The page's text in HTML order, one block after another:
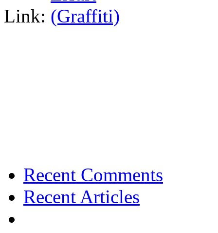
Link:
Recent Comments
Recent Articles